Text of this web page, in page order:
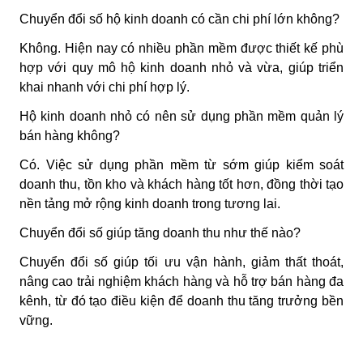
Chuyển đổi số hộ kinh doanh có cần chi phí lớn không?
Không. Hiện nay có nhiều phần mềm được thiết kế phù
hợp với quy mô hộ kinh doanh nhỏ và vừa, giúp triển
khai nhanh với chi phí hợp lý.
Hộ kinh doanh nhỏ có nên sử dụng phần mềm quản lý
bán hàng không?
Có. Việc sử dụng phần mềm từ sớm giúp kiểm soát
doanh thu, tồn kho và khách hàng tốt hơn, đồng thời tạo
nền tảng mở rộng kinh doanh trong tương lai.
Chuyển đổi số giúp tăng doanh thu như thế nào?
Chuyển đổi số giúp tối ưu vận hành, giảm thất thoát,
nâng cao trải nghiệm khách hàng và hỗ trợ bán hàng đa
kênh, từ đó tạo điều kiện để doanh thu tăng trưởng bền
vững.